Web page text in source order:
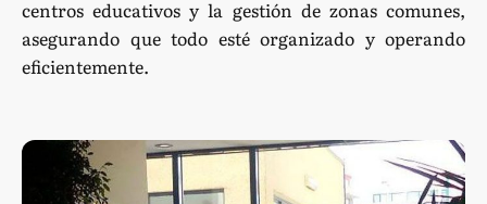
centros educativos y la gestión de zonas comunes,
asegurando que todo esté organizado y operando
eficientemente.